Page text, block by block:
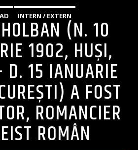
INTERN / EXTERN(N. 10
1902, HUȘI,
15 IANUARIE
A FOST
ROMANCIER
ROMÂN